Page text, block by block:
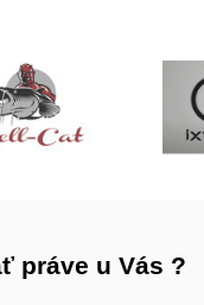
práve u Vás ?